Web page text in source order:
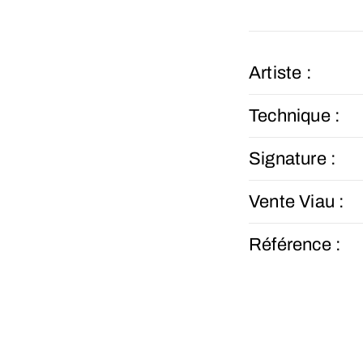
Artiste :
Technique :
Signature :
Vente Viau :
Référence :